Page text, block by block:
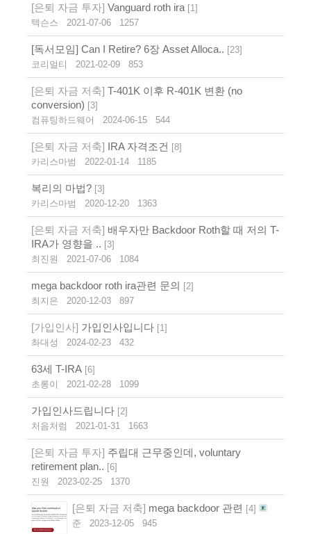
[은퇴 자금 투자] Vanguard roth ira [1 ]
텍슨스
2021-07-06 1257
[독서모임] Can I Retire? 6장 Asset Alloca.. [23]
코리얼티
2021-02-09 853
[은퇴 자금 저축] T-401K 이후 R-401K 변환 (no
conversion) [3]
컴퓨팅하드웨어
2024-06-15 544
[은퇴 자금 저축] IRA 자격조건 [8]
카리스마범
2022-01-14 1185
복리의 마법? [3]
카리스마범
2020-12-20 1363
[은퇴 자금 저축] 배우자만 Backdoor Roth할 때 저의 T-
IRA가 영향을 .. [3]
최진원
2021-07-06 1084
mega backdoor roth ira관련 문의 [2]
최지은
2020-12-03 897
[가입인사] 가입인사입니다 [1 ]
촤대성
2024-02-23 432
63세 T-IRA [6]
초롱이
2021-02-28 1099
가입인사드립니다 [2]
처음처럼
2021-01-31 1663
[은퇴 자금 투자] 주립대 근무중인데, voluntary
retirement plan.. [6]
진원
2023-02-25 1370
[은퇴 자금 저축] mega backdoor 관련 [4]
준
2023-12-05 945